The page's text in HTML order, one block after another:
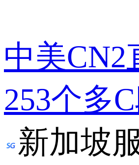
中美
253个多
新加坡